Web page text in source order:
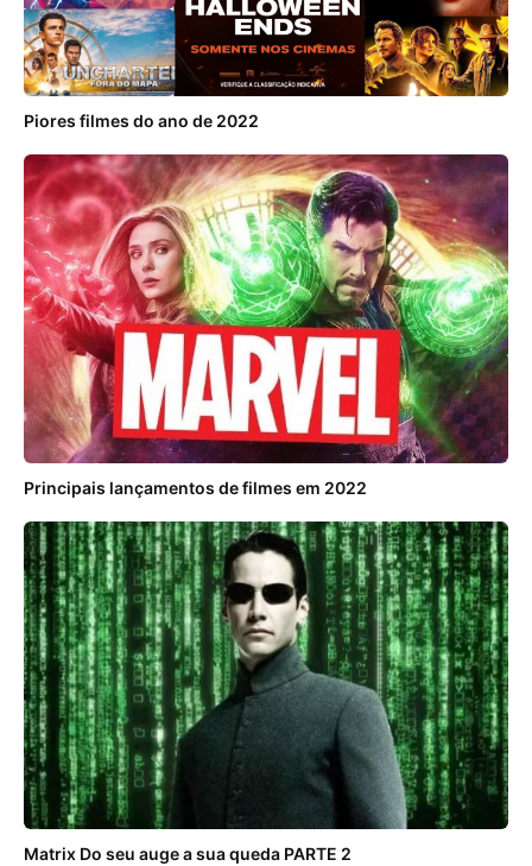
Piores filmes do ano de 2022
Principais lançamentos de filmes em 2022
Matrix Do seu auge a sua queda PARTE 2